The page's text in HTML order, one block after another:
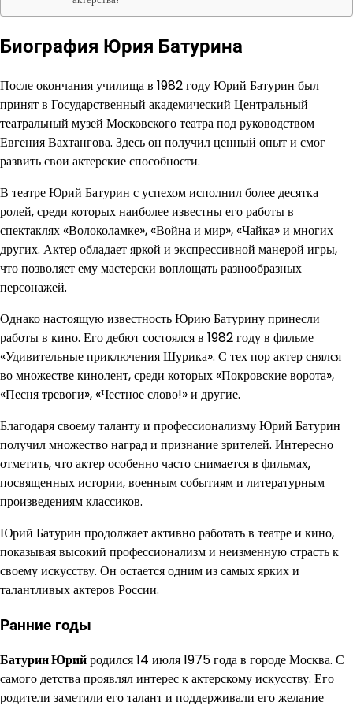
Биография Юрия Батурина
После окончания училища в 1982 году Юрий Батурин был
принят в Государственный академический Центральный
театральный музей Московского театра под руководством
Евгения Вахтангова. Здесь он получил ценный опыт и смог
развить свои актерские способности.
В театре Юрий Батурин с успехом исполнил более десятка
ролей, среди которых наиболее известны его работы в
спектаклях «Волоколамке», «Война и мир», «Чайка» и многих
других. Актер обладает яркой и экспрессивной манерой игры,
что позволяет ему мастерски воплощать разнообразных
персонажей.
Однако настоящую известность Юрию Батурину принесли
работы в кино. Его дебют состоялся в 1982 году в фильме
«Удивительные приключения Шурика». С тех пор актер снялся
во множестве кинолент, среди которых «Покровские ворота»,
«Песня тревоги», «Честное слово!» и другие.
Благодаря своему таланту и профессионализму Юрий Батурин
получил множество наград и признание зрителей. Интересно
отметить, что актер особенно часто снимается в фильмах,
посвященных истории, военным событиям и литературным
произведениям классиков.
Юрий Батурин продолжает активно работать в театре и кино,
показывая высокий профессионализм и неизменную страсть к
своему искусству. Он остается одним из самых ярких и
талантливых актеров России.
Ранние годы
Батурин Юрийродился 14 июля 1975 года в городе Москва. С
самого детства проявлял интерес к актерскому искусству. Его
родители заметили его талант и поддерживали его желание